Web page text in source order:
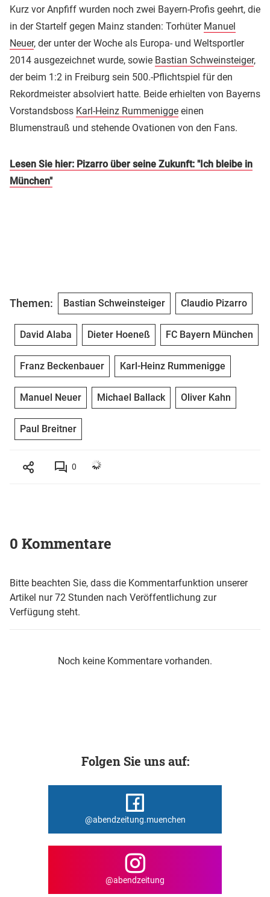
Kurz vor Anpfiff wurden noch zwei Bayern-Profis geehrt, die
in der Startelf gegen Mainz standen: Torhüter Manuel
Neuer, der unter der Woche als Europa- und Weltsportler
2014 ausgezeichnet wurde, sowie Bastian Schweinsteiger,
der beim 1:2 in Freiburg sein 500.-Pflichtspiel für den
Rekordmeister absolviert hatte. Beide erhielten von Bayerns
Vorstandsboss Karl-Heinz Rummenigge einen
Blumenstrauß und stehende Ovationen von den Fans.
Lesen Sie hier: Pizarro über seine Zukunft: "Ich bleibe in
München"
Themen: Bastian Schweinsteiger Claudio Pizarro
David Alaba Dieter Hoeneß FC Bayern München
Franz Beckenbauer Karl-Heinz Rummenigge
Manuel Neuer Michael Ballack Oliver Kahn
Paul Breitner
0
0 Kommentare
Bitte beachten Sie, dass die Kommentarfunktion unserer
Artikel nur 72 Stunden nach Veröffentlichung zur
Verfügung steht.
Noch keine Kommentare vorhanden.
Folgen Sie uns auf:
@abendzeitung.muenchen
@abendzeitung